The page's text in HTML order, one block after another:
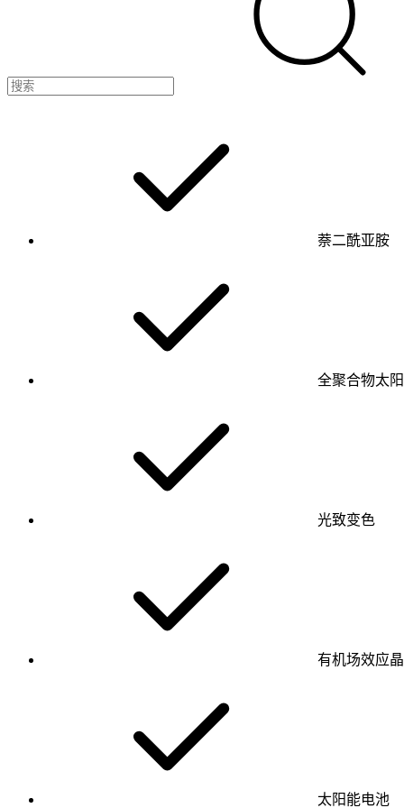
萘二酰亚胺
全聚合物太
光致变色
有机场效应
太阳能电池